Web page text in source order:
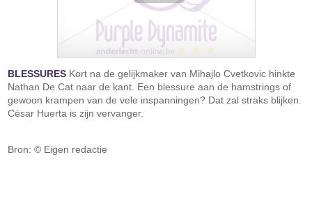
BLESSURES Kort na de gelijkmaker van Mihajlo Cvetkovic hinkte
Nathan De Cat naar de kant. Een blessure aan de hamstrings of
gewoon krampen van de vele inspanningen? Dat zal straks blijken.
César Huerta is zijn vervanger.
Bron: © Eigen redactie